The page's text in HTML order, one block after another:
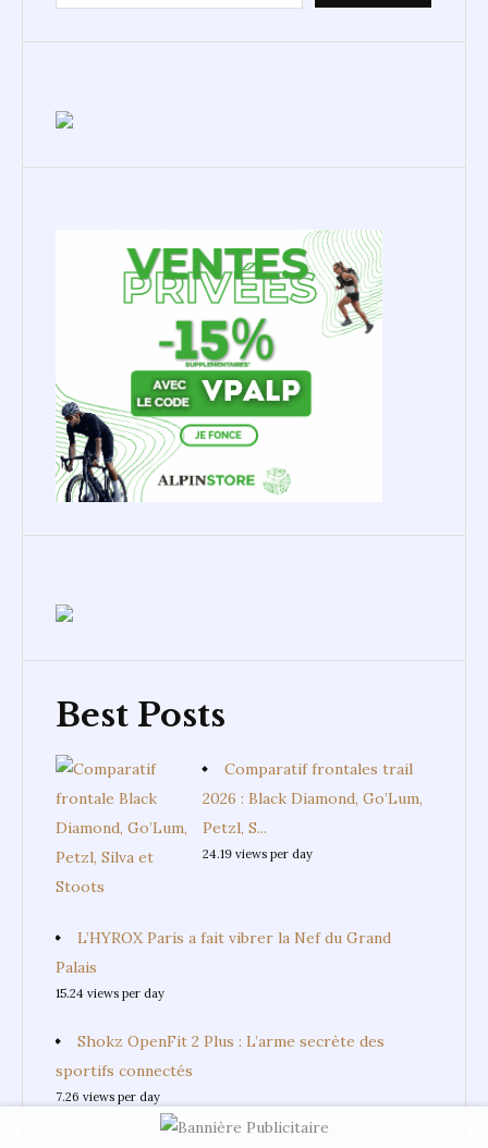
Best Posts
Comparatif frontales trail
2026 : Black Diamond, Go’Lum,
Petzl, S...
24.19 views per day
L’HYROX Paris a fait vibrer la Nef du Grand
Palais
15.24 views per day
Shokz OpenFit 2 Plus : L’arme secrète des
sportifs connectés
7.26 views per day